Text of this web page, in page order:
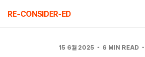
Skip
RE-CONSIDER-ED
15 6월 2025 6 MIN READ